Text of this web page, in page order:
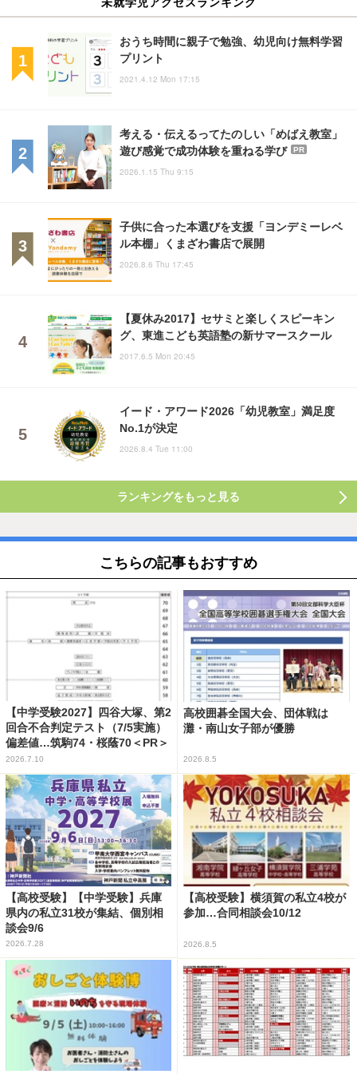
おうち時間に親子で勉強、幼児向け無料学習
プリント
2021.4.12 Mon 17:15
考える・伝えるってたのしい「めばえ教室」
遊び感覚で成功体験を重ねる学び
PR
2026.1.15 Thu 9:15
子供に合った本選びを支援「ヨンデミーレベ
ル本棚」くまざわ書店で展開
2026.8.6 Thu 17:45
【夏休み2017】セサミと楽しくスピーキン
グ、東進こども英語塾の新サマースクール
2017.6.5 Mon 20:45
イード・アワード2026「幼児教室」満足度
No.1が決定
2026.8.4 Tue 11:00
ランキングをもっと見る
こちらの記事もおすすめ
【中学受験2027】四谷大塚、第2
回合不合判定テスト（7/5実施）
偏差値…筑駒74・桜蔭70＜PR＞
2026.7.10
高校囲碁全国大会、団体戦は
灘・南山女子部が優勝
2026.8.5
【高校受験】【中学受験】兵庫
県内の私立31校が集結、個別相
談会9/6
2026.7.28
【高校受験】横須賀の私立4校が
参加…合同相談会10/12
2026.8.5